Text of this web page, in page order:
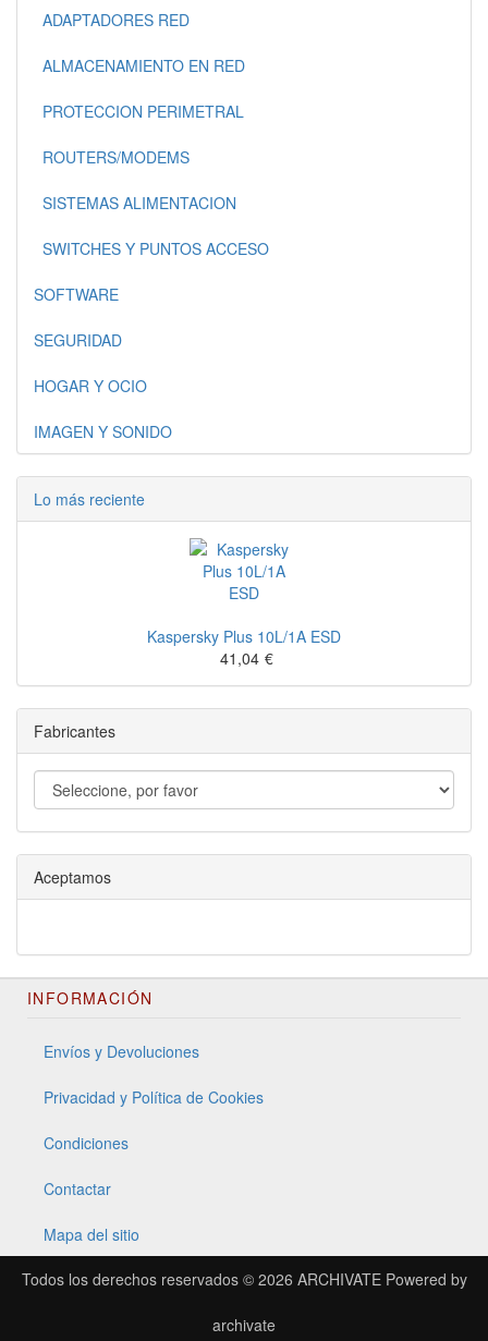
ADAPTADORES RED
ALMACENAMIENTO EN RED
PROTECCION PERIMETRAL
ROUTERS/MODEMS
SISTEMAS ALIMENTACION
SWITCHES Y PUNTOS ACCESO
SOFTWARE
SEGURIDAD
HOGAR Y OCIO
IMAGEN Y SONIDO
Lo más reciente
Kaspersky Plus 10L/1A ESD
41,04 €
Fabricantes
Aceptamos
INFORMACIÓN
Envíos y Devoluciones
Privacidad y Política de Cookies
Condiciones
Contactar
Mapa del sitio
Todos los derechos reservados © 2026 ARCHIVATEPowered by
archivate